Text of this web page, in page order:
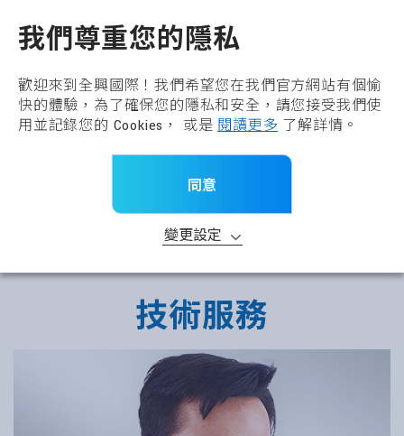
我們尊重您的隱私
歡迎來到全興國際！我們希望您在我們官方網站有個愉
快的體驗，為了確保您的隱私和安全，請您接受我們使
用並記錄您的 Cookies， 或是 閱讀更多 了解詳情。
同意
變更設定
技術服務